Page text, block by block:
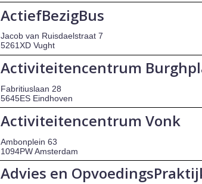
ActiefBezigBus
Jacob van Ruisdaelstraat 7
5261XD Vught
Activiteitencentrum
Fabritiuslaan 28
5645ES Eindhoven
Activiteitencentrum Vonk
Ambonplein 63
1094PW Amsterdam
Advies en